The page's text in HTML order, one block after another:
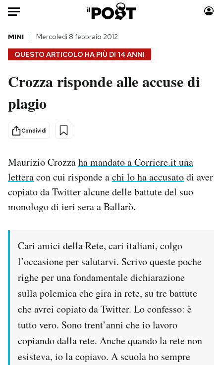
Auto
HOME
Italia
Politica
Tecnologia
Internet
Cultura
Economia
Sport
Moda
Europa
Altrecose
Mondiali calcio 2026
PODCAST
NEWSLETTER
I MIEI PREFERITI
SHOP
QUESTO ARTICOLO HA PIÙ DI 14 ANNI
MINI Mercoledì 8 febbraio 2012
Crozza risponde alle accuse di
plagio
Condividi
Maurizio Crozzaha mandato a Corriere.it una
letteracon cui risponde achi lo ha accusatodi aver
copiato da Twitter alcune delle battute del suo
monologo di ieri sera a Ballarò.
Cari amici della Rete, cari italiani, colgo
l’occasione per salutarvi. Scrivo queste poche
righe per una fondamentale dichiarazione
sulla polemica che gira in rete, su tre battute
che avrei copiato da Twitter. Lo confesso: è
tutto vero. Sono trent’anni che io lavoro
copiando dalla rete. Anche quando la rete non
esisteva, io la copiavo. A scuola ho sempre